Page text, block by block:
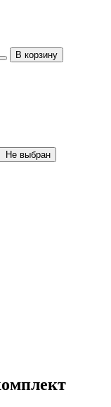
В корзину
Не выбран